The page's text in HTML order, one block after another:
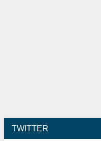
TWITTER